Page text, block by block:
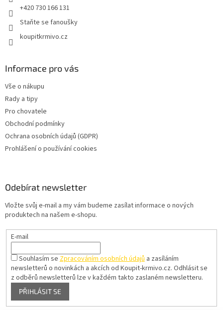
+420 730 166 131
Staňte se fanoušky
koupitkrmivo.cz
Informace pro vás
Vše o nákupu
Rady a tipy
Pro chovatele
Obchodní podmínky
Ochrana osobních údajů (GDPR)
Prohlášení o používání cookies
Odebírat newsletter
Vložte svůj e-mail a my vám budeme zasílat informace o nových
produktech na našem e-shopu.
E-mail
Souhlasím seZpracováním osobních údajůa zasíláním
newsletterů o novinkách a akcích od Koupit-krmivo.cz. Odhlásit se
z odběrů newsletterů lze v každém takto zaslaném newsletteru.
PŘIHLÁSIT SE